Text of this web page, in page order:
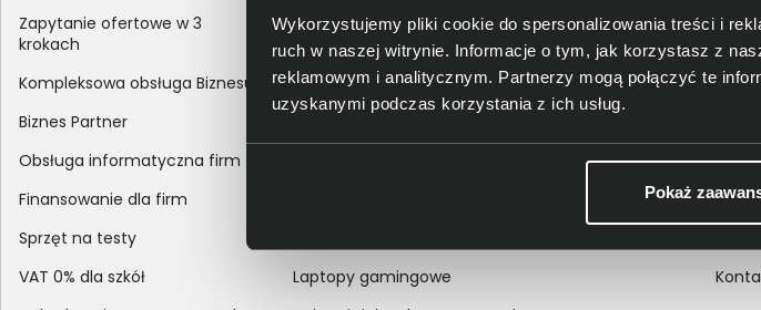
Wykorzystujemy pliki cookie do spersonalizowania treści i
ruch w naszej witrynie. Informacje o tym, jak korzystasz z
reklamowym i analitycznym. Partnerzy mogą połączyć te
uzyskanymi podczas korzystania z ich usług.
Pokaż
Zapytanie ofertowe w 3
krokach
Kompleksowa obsługa Biznesu
Biznes Partner
Obsługa informatyczna firm
Finansowanie dla firm
Sprzęt na testy
VAT 0% dla szkół
Metody płatności
Zakup z dofinansowaniem
Odroczony termin płatności
Korekta danych nabywcy na dokumencie
Laptopy gamingowe